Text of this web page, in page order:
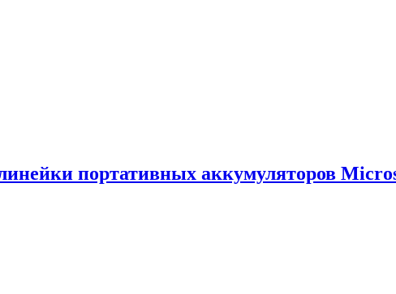
портативных аккумуляторов